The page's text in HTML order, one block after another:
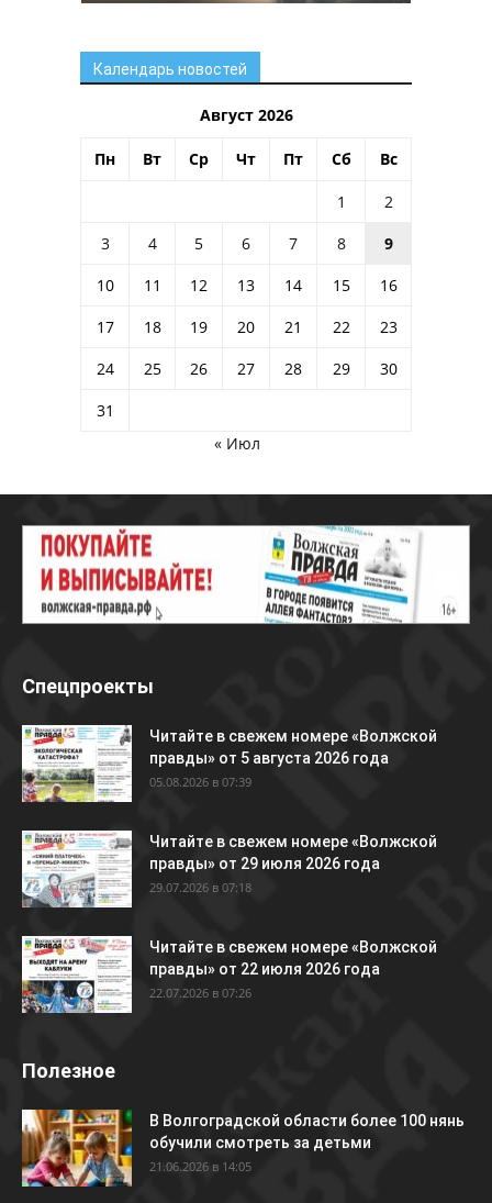
Календарь новостей
Август 2026
Пн Вт Ср Чт Пт Сб Вс
1
2
3
4 5 6 7 8
9
10
11 12 13 14 15
16
17
18 19 20 21 22
23
24
25 26 27 28 29
30
31
« Июл
Спецпроекты
Читайте в свежем номере «Волжской
правды» от 5 августа 2026 года
05.08.2026 в 07:39
Читайте в свежем номере «Волжской
правды» от 29 июля 2026 года
29.07.2026 в 07:18
Читайте в свежем номере «Волжской
правды» от 22 июля 2026 года
22.07.2026 в 07:26
Полезное
В Волгоградской области более 100 нянь
обучили смотреть за детьми
21.06.2026 в 14:05